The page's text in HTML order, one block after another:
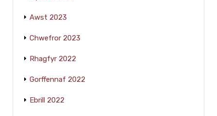
Awst 2023
Chwefror 2023
Rhagfyr 2022
Gorffennaf 2022
Ebrill 2022